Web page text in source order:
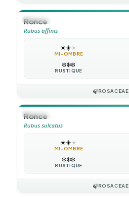
🪴VIVACE
Ronce
Rubus affinis
☀️☀️☀️
MI-OMBRE
❄️❄️❄️
RUSTIQUE
🍃ROSACEAE
🪴VIVACE
Ronce
Rubus sulcatus
☀️☀️☀️
MI-OMBRE
❄️❄️❄️
RUSTIQUE
🍃ROSACEAE